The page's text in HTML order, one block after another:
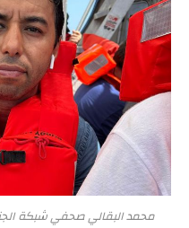
محمد البقالي صحفي شبكة